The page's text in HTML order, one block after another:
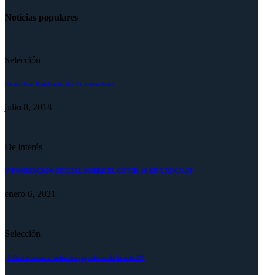
Noticias populares
Selección
Como han finalizado los 55 futbolistas
julio 8, 2018
De interés
INFORMACIÓN OFICIAL SOBRE EL COVID-19 EN URUGUAY
enero 6, 2021
Selección
¡Felicitaciones a todos los jugadores de la sub-20!